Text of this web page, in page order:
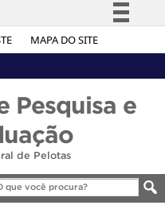
MAPA DO SITE
Simplifique!
Acesso à informação
Legislação
Canais
Pesquisa e
de Pelotas